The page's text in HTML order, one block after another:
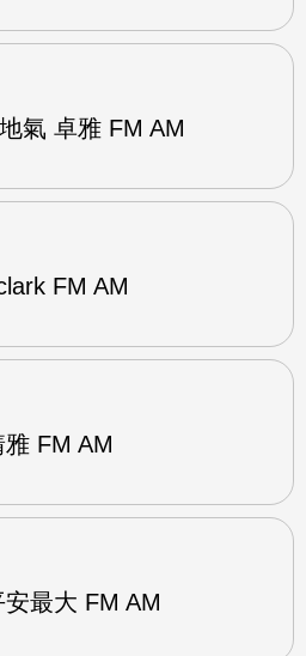
氣 卓雅 FM AM
FM AM
FM AM
最大 FM AM